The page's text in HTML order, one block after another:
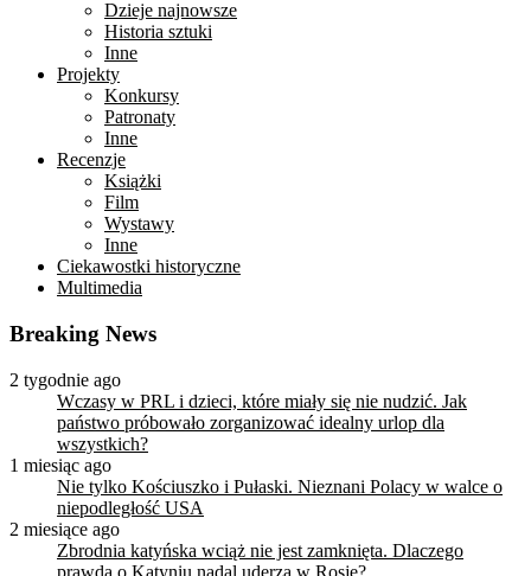
Dzieje najnowsze
Historia sztuki
Inne
Projekty
Konkursy
Patronaty
Inne
Recenzje
Książki
Film
Wystawy
Inne
Ciekawostki historyczne
Multimedia
Breaking News
2 tygodnie ago
Wczasy w PRL i dzieci, które miały się nie nudzić. Jak
państwo próbowało zorganizować idealny urlop dla
wszystkich?
1 miesiąc ago
Nie tylko Kościuszko i Pułaski. Nieznani Polacy w walce o
niepodległość USA
2 miesiące ago
Zbrodnia katyńska wciąż nie jest zamknięta. Dlaczego
prawda o Katyniu nadal uderza w Rosję?